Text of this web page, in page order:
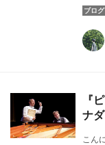
とを
2
『
ナ
こん